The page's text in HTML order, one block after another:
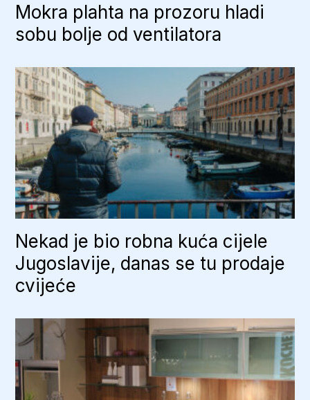
Mokra plahta na prozoru hladi
sobu bolje od ventilatora
Nekad je bio robna kuća cijele
Jugoslavije, danas se tu prodaje
cvijeće